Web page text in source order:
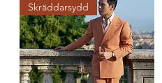
Skräddarsydd